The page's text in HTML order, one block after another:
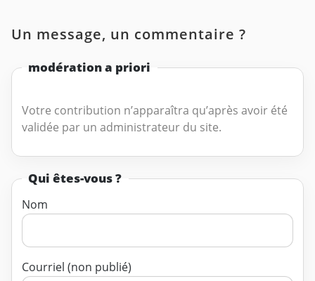
Un message, un commentaire ?
modération a priori
Votre contribution n’apparaîtra qu’après avoir été
validée par un administrateur du site.
Qui êtes-vous ?
Nom
Courriel (non publié)